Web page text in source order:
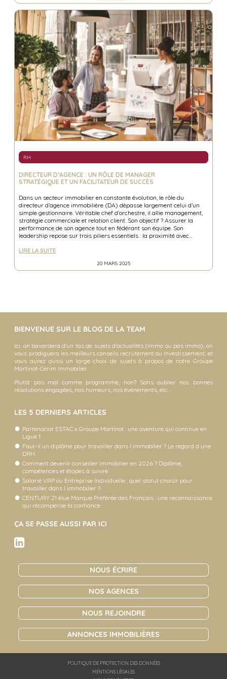
RH
DIRECTEUR D’AGENCE : UN RÔLE DE MANAGER
STRATÉGIQUE ET UN FACILITATEUR DE SUCCÈS
Dans un secteur immobilier en constante évolution, le rôle du
directeur d’agence immobilière (DA) dépasse largement celui d’un
simple gestionnaire. Véritable chef d’orchestre, il allie management,
stratégie commerciale et relation client. Son objectif ? Assurer la
performance de son agence tout en fédérant son équipe. Son
leadership repose sur trois piliers essentiels : la proximité avec…
LIRE LA SUITE
20 MARS 2025
BIENVENUE SUR LE BLOG DE LA TEAM
Ici, on bavardera d’un tas de sujets d’actualités (immo ou pas immo), on
vous prodiguera les meilleurs conseils recrutement ou investissement, et
vous aurez aussi un large choix de sujets à propos de notre Groupe
Martinot-Cerim Immobilier.
Plutôt pas mal comme programme, non? Sans oublier nos bonnes
résolutions engagées, nos humeurs, nos événements, etc…
LES 5 DERNIERS ARTICLES
Partenariat ESTAC x Groupe Martinot : une aventure qui continue en
Ligue 1
Faut-il un diplôme pour travailler dans l immobilier ? Le regard d une
DRH.
Comment devenir conseiller immobilier en 2026 ? Diplôme,
compétences et étapes à suivre
Salarié VRP ou Entreprise Individuelle : quel statut choisir pour
travailler dans l immobilier ?
CENTURY 21 élue Marque Préférée des Français : une reconnaissance
qui récompense la confiance
ÇA SE PASSE AUSSI PAR ICI
NOUS ÉCRIRE
NOS AGENCES
NOUS REJOINDRE
ANNONCES IMMOBILIÈRES
POLITIQUE DE PROTECTION DES DONNÉES
MENTIONS LÉGALES